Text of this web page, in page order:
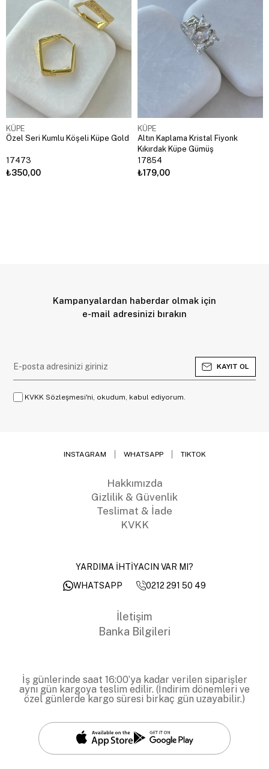
KÜPE
Özel Seri Kumlu Köşeli Küpe Gold
17473
₺350,00
KÜPE
Altın Kaplama Kristal Fiyonk
Kıkırdak Küpe Gümüş
17854
₺179,00
Kampanyalardan haberdar olmak için
e-mail adresinizi bırakın
KAYIT OL
KVKK Sözleşmesi'ni, okudum, kabul ediyorum.
INSTAGRAM WHATSAPP TIKTOK
Hakkımızda
Gizlilik & Güvenlik
Teslimat & İade
KVKK
YARDIMA İHTİYACIN VAR MI?
WHATSAPP
0212 291 50 49
İletişim
Banka Bilgileri
İş günlerinde saat 16:00’ya kadar verilen siparişler
aynı gün kargoya teslim edilir. (İndirim dönemleri ve
özel günlerde kargo süresi birkaç gün uzayabilir.)